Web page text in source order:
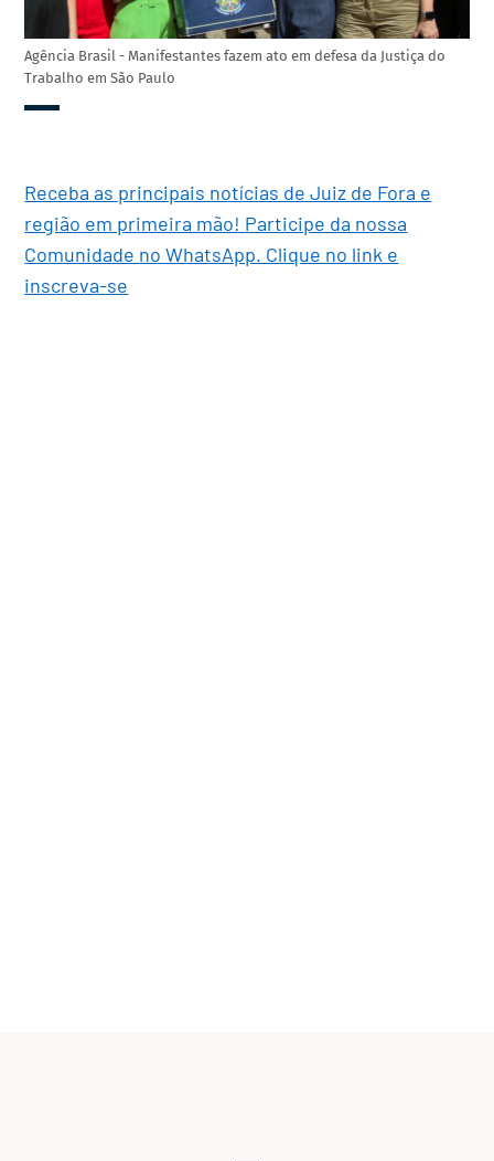
Agência Brasil - Manifestantes fazem ato em defesa da Justiça do
Trabalho em São Paulo
Receba as principais notícias de Juiz de Fora e
região em primeira mão! Participe da nossa
Comunidade no WhatsApp. Clique no link e
inscreva-se